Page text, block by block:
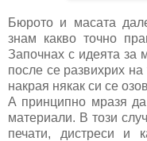
Бюрото и масата
знам какво точно
Започнах с идеята за
после се развихрих
накрая някак си се
А принципно мразя
материали. В този
печати, дистреси и